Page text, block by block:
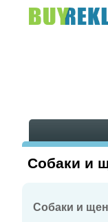
Собаки и
Собаки и